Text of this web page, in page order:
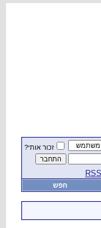
זכור אותי?
חפש